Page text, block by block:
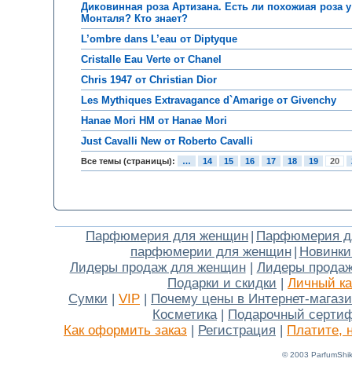
Диковинная роза Артизана. Есть ли похожиая роза у
Монталя? Кто знает?
L’ombre dans L’eau от Diptyque
Cristalle Eau Verte от Chanel
Chris 1947 от Christian Dior
Les Mythiques Extravagance d`Amarige от Givenchy
Hanae Mori HM от Hanae Mori
Just Cavalli New от Roberto Cavalli
Все темы (страницы): … 14 15 16 17 18 19 20
Парфюмерия для женщин | Парфюмерия
парфюмерии для женщин |
Лидеры продаж для женщин| Лидеры
Подарки и скидки | Личный
Сумки | VIP | Почему цены в Интернет-
Косметика| Подарочный
Как оформить заказ | Регистрация | Платите,
© 2003